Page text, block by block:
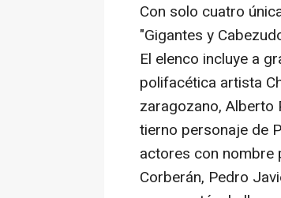
Con solo cuatro
"Gigantes y
El elenco incluye a
polifacética artista
zaragozano, Alberto
tierno personaje de
actores con nombre
Corberán, Pedro